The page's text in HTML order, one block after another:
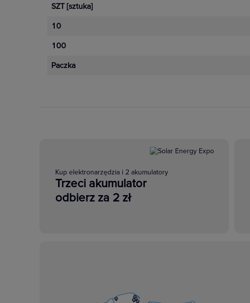
SZT [sztuka]
10
100
Paczka
Kup elektronarzędzia i 2 akumulatory
Trzeci akumulator
odbierz za 2 zł